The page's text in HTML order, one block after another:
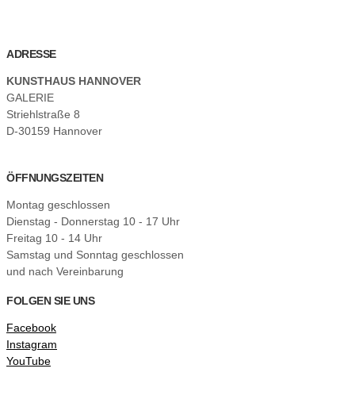
ADRESSE
KUNSTHAUS HANNOVER
GALERIE
Striehlstraße 8
D-30159 Hannover
ÖFFNUNGSZEITEN
Montag geschlossen
Dienstag - Donnerstag 10 - 17 Uhr
Freitag 10 - 14 Uhr
Samstag und Sonntag geschlossen
und nach Vereinbarung
FOLGEN SIE UNS
Facebook
Instagram
YouTube